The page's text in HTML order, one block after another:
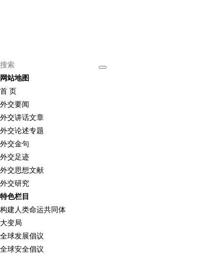
网站地图
首 页
外交要闻
外交讲话文章
外交论述专题
外交金句
外交足迹
外交思想文献
外交研究
特色栏目
构建人类命运共同体
大变局
全球发展倡议
全球安全倡议